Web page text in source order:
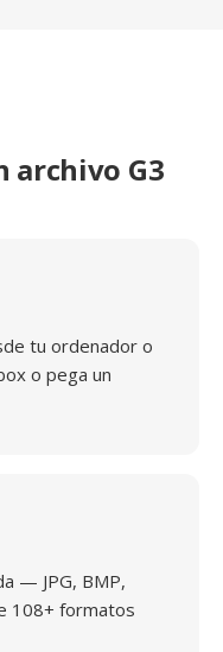
archivo G3
tu ordenador o
o pega un
— JPG, BMP,
108+ formatos